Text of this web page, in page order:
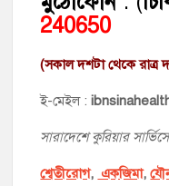
240650
(সকাল দশটা থেকে রাত্র
ই-মেইল :
সারাদেশে কুরিয়ার
শ্বেতীরোগ, একজিমা,